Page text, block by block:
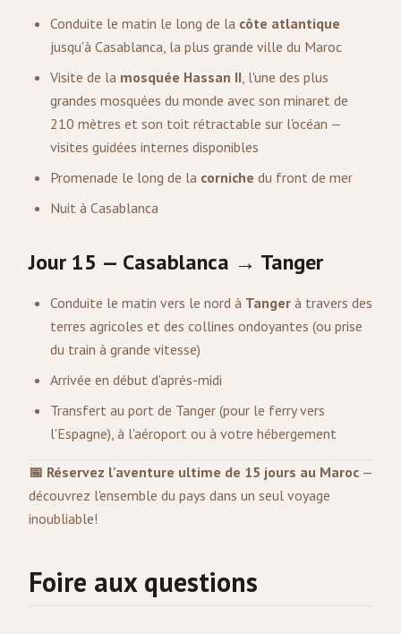
Conduite le matin le long de la côte atlantique
jusqu'à Casablanca, la plus grande ville du Maroc
Visite de la mosquée Hassan II, l'une des plus
grandes mosquées du monde avec son minaret de
210 mètres et son toit rétractable sur l'océan —
visites guidées internes disponibles
Promenade le long de la corniche du front de mer
Nuit à Casablanca
Jour 15 — Casablanca → Tanger
Conduite le matin vers le nord à Tanger à travers des
terres agricoles et des collines ondoyantes (ou prise
du train à grande vitesse)
Arrivée en début d'après-midi
Transfert au port de Tanger (pour le ferry vers
l'Espagne), à l'aéroport ou à votre hébergement
📅 Réservez l'aventure ultime de 15 jours au Maroc —
découvrez l'ensemble du pays dans un seul voyage
inoubliable!
Foire aux questions